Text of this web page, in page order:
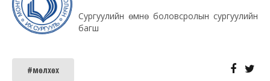
Сургуулийн өмнө боловсролын сургуулийн
багш
#мөлхөх